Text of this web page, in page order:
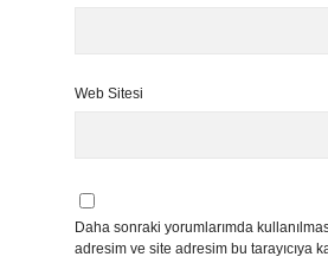
Web Sitesi
Daha sonraki yorumlarımda
adresim ve site adresim bu tarayıcıya